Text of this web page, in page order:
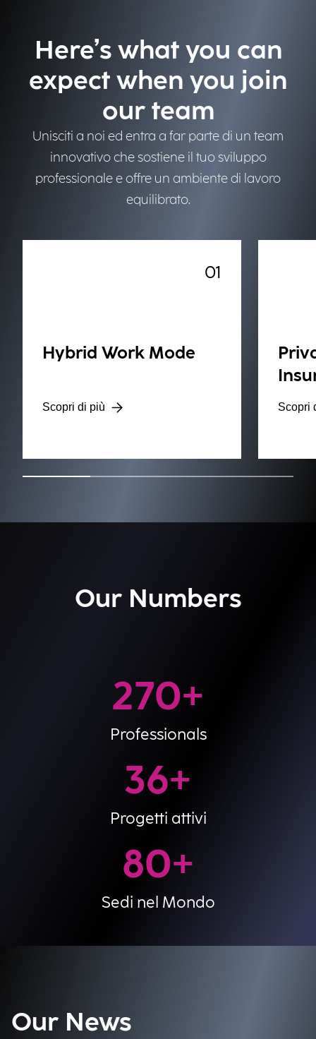
Here’s what you can
expect when you join
our team
Unisciti a noi ed entra a far parte di un team
innovativo che sostiene il tuo sviluppo
professionale e offre un ambiente di lavoro
equilibrato.
01
Hybrid Work Mode
Scopri di più Scopri
Our Numbers
270+
Professionals
36+
Progetti attivi
80+
Sedi nel Mondo
Our News